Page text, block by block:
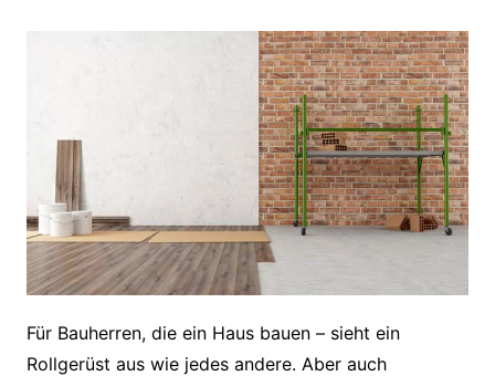
Für Bauherren, die ein Haus bauen – sieht ein
Rollgerüst aus wie jedes andere. Aber auch